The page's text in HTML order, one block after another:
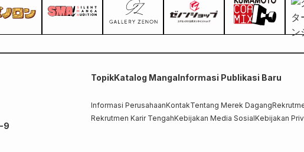
9
TopikKatalog MangaInformasi Publikasi Baru
Informasi PerusahaanKontakTentang Merek Dagang
Rekrutmen Karir TengahKebijakan Media SosialKebijakan